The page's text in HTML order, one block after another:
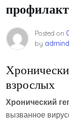
Posted on
by
взрослых
Хронический
вызванное